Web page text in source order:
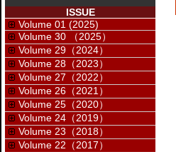
ISSUE
Volume 01 (2025)
Volume 30 （2025）
Volume 29（2024）
Volume 28（2023）
Volume 27（2022）
Volume 26（2021）
Volume 25（2020）
Volume 24（2019）
Volume 23（2018）
Volume 22（2017）